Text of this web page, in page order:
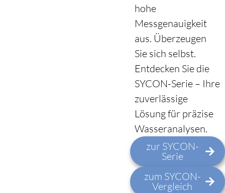
hohe
Messgenauigkeit
aus. Überzeugen
Sie sich selbst.
Entdecken Sie die
SYCON-Serie – Ihre
zuverlässige
Lösung für präzise
Wasseranalysen.
zur SYCON-
Serie
zum SYCON-
Vergleich